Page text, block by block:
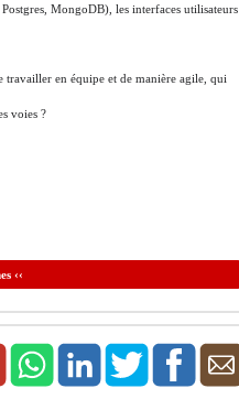
MongoDB), les interfaces utilisateurs
travailler en équipe et de manière agile, qui
voies ?
‹‹